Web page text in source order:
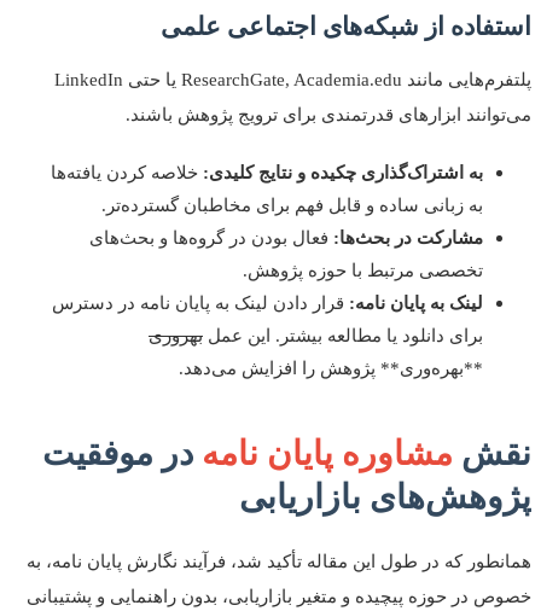
از شبکه‌های اجتماعی علمی
پلتفرم‌هایی مانند ResearchGate, Academia.edu یا حتی LinkedIn
ابزارهای قدرتمندی برای ترویج پژوهش باشند.
به اشتراک‌گذاری چکیده و نتایج کلیدی:خلاصه کردن یافته‌ها
به زبانی ساده و قابل فهم برای مخاطبان گسترده‌تر.
مشارکت در بحث‌ها:فعال بودن در گروه‌ها و بحث‌های
تخصصی مرتبط با حوزه پژوهش.
لینک به پایان نامه: قرار دادن لینک به پایان نامه در دسترس
برای دانلود یا مطالعه بیشتر. این عمل بهروری
**بهره‌وری** پژوهش را افزایش می‌دهد.
مشاوره پایان نامهدر موفقیت
بازاریابی
که در طول این مقاله تأکید شد، فرآیند نگارش پایان نامه، به
در حوزه پیچیده و متغیر بازاریابی، بدون راهنمایی و پشتیبانی